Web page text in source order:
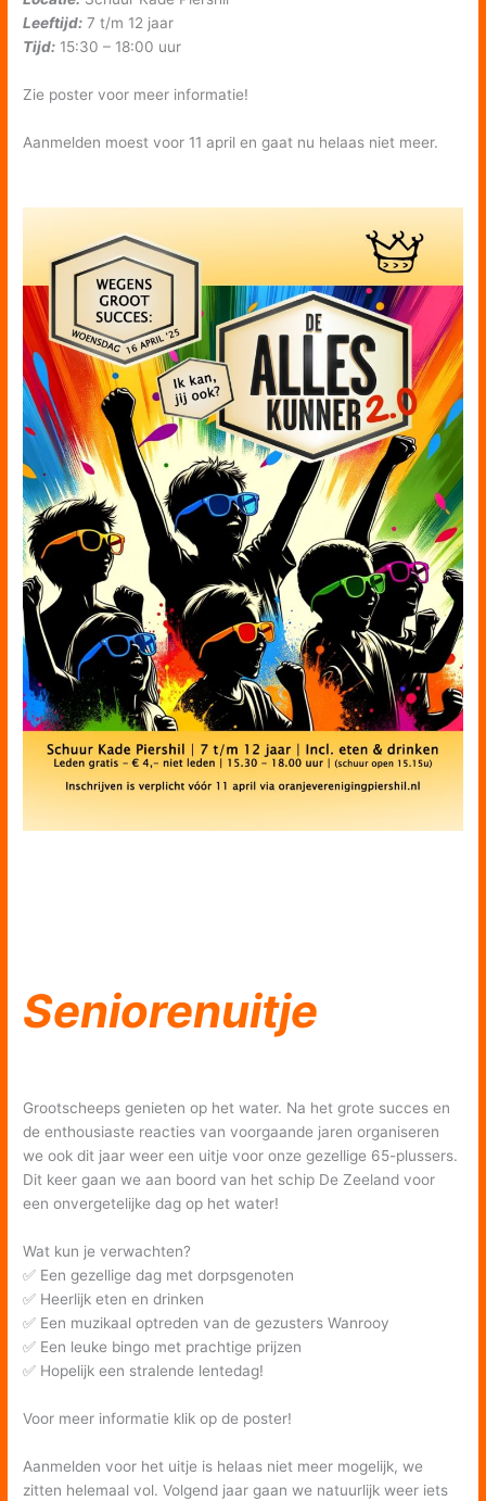
Leeftijd: 7 t/m 12 jaar
Tijd: 15:30 – 18:00 uur
Zie poster voor meer informatie!
Aanmelden moest voor 11 april en gaat nu helaas niet meer.
Seniorenuitje
Grootscheeps genieten op het water. Na het grote succes en
de enthousiaste reacties van voorgaande jaren organiseren
we ook dit jaar weer een uitje voor onze gezellige 65-plussers.
Dit keer gaan we aan boord van het schip De Zeeland voor
een onvergetelijke dag op het water!
Wat kun je verwachten?
✅ Een gezellige dag met dorpsgenoten
✅ Heerlijk eten en drinken
✅ Een muzikaal optreden van de gezusters Wanrooy
✅ Een leuke bingo met prachtige prijzen
✅ Hopelijk een stralende lentedag!
Voor meer informatie klik op de poster!
Aanmelden voor het uitje is helaas niet meer mogelijk, we
zitten helemaal vol. Volgend jaar gaan we natuurlijk weer iets